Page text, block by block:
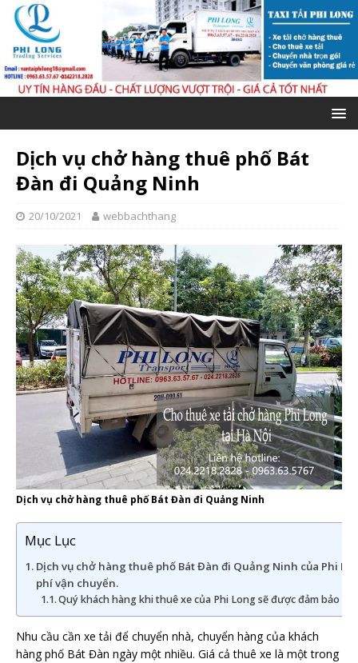
Dịch vụ chở hàng thuê phố Bát
Đàn đi Quảng Ninh
20/10/2021 webbachthang
Dịch vụ chở hàng thuê phố Bát Đàn đi Quảng Ninh
Mục Lục
Dịch vụ chở hàng thuê phố Bát Đàn đi Quảng Ninh của Phi
phí vận chuyển.
Quý khách hàng khi thuê xe của Phi Long sẽ được đảm bảo
Nhu cầu cần xe tải để chuyển nhà, chuyển hàng của khách
hàng phố Bát Đàn ngày một nhiều. Giá cả thuê xe là một trong